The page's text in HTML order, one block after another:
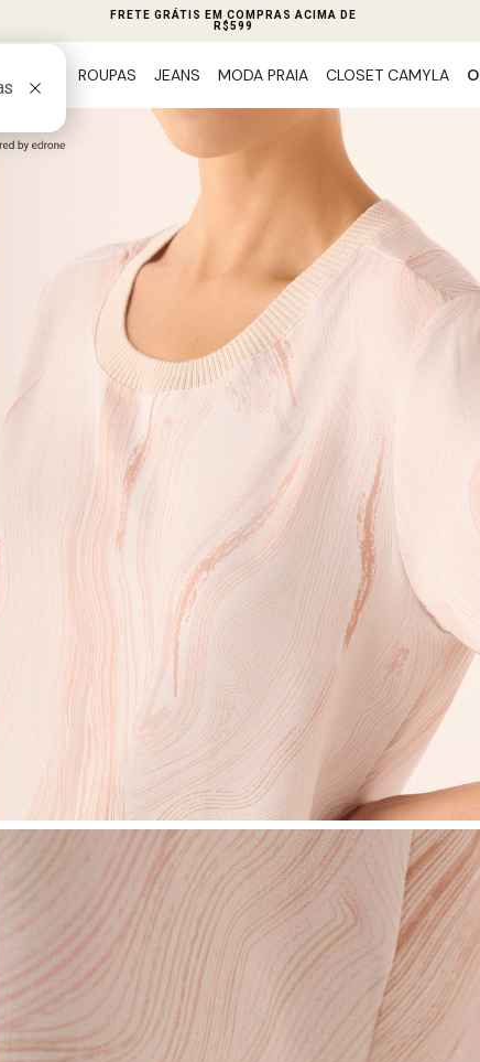
PIX 5% OFF EM TODO SITE
ROUPAS JEANS MODA PRAIA CLOSET CAMYLA